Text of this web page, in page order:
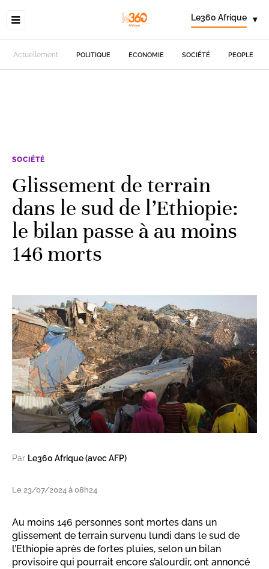
Le360 Afrique ▾
Actuellement POLITIQUE ECONOMIE SOCIÉTÉ PEOPLE
SOCIÉTÉ
Glissement de terrain
dans le sud de l’Ethiopie:
le bilan passe à au moins
146 morts
Par Le360 Afrique (avec AFP)
Le 23/07/2024 à 08h24
Au moins 146 personnes sont mortes dans un
glissement de terrain survenu lundi dans le sud de
l’Ethiopie après de fortes pluies, selon un bilan
provisoire qui pourrait encore s’alourdir, ont annoncé